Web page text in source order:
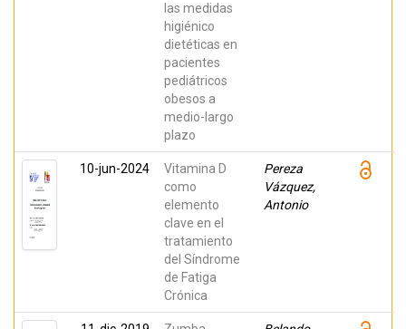
las medidas
higiénico
dietéticas en
pacientes
pediátricos
obesos a
medio-largo
plazo
10-jun-2024
Vitamina D
como
elemento
clave en el
tratamiento
del Síndrome
de Fatiga
Crónica
Pereza
Vázquez,
Antonio